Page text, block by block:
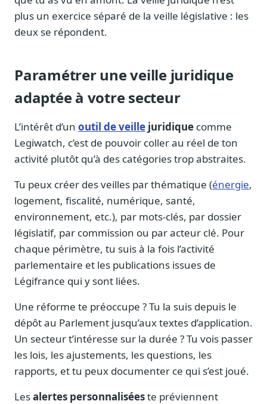
plus un exercice séparé de la veille législative : les
deux se répondent.
Paramétrer une veille juridique
adaptée à votre secteur
L’intérêt d’un outil de veille juridique comme
Legiwatch, c’est de pouvoir coller au réel de ton
activité plutôt qu’à des catégories trop abstraites.
Tu peux créer des veilles par thématique (énergie,
logement, fiscalité, numérique, santé,
environnement, etc.), par mots-clés, par dossier
législatif, par commission ou par acteur clé. Pour
chaque périmètre, tu suis à la fois l’activité
parlementaire et les publications issues de
Légifrance qui y sont liées.
Une réforme te préoccupe ? Tu la suis depuis le
dépôt au Parlement jusqu’aux textes d’application.
Un secteur t’intéresse sur la durée ? Tu vois passer
les lois, les ajustements, les questions, les
rapports, et tu peux documenter ce qui s’est joué.
Lesalertes personnaliséeste préviennent